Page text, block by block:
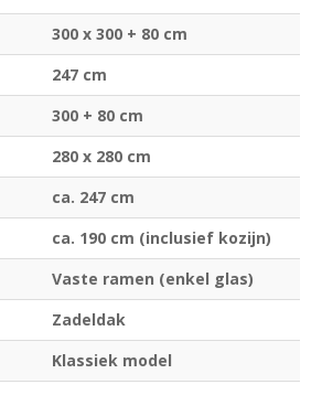
300 x 300 + 80 cm
247 cm
300 + 80 cm
280 x 280 cm
ca. 247 cm
ca. 190 cm (inclusief kozijn)
Vaste ramen (enkel glas)
Zadeldak
Klassiek model